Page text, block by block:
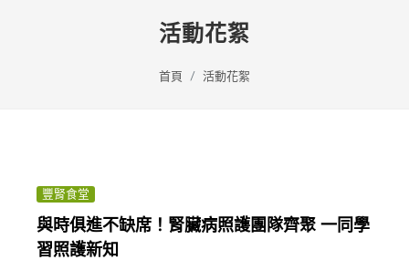
活動花絮
首頁 活動花絮
豐腎食堂
與時俱進不缺席！腎臟病照護團隊齊聚 一同學
習照護新知